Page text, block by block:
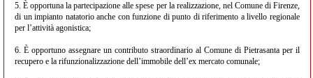
5. È opportuna la partecipazione alle spese per la realizzazione, nel Comune di Firenze,
di un impianto natatorio anche con funzione di punto di riferimento a livello regionale
per l’attività agonistica;
6. È opportuno assegnare un contributo straordinario al Comune di Pietrasanta per il
recupero e la rifunzionalizzazione dell’immobile dell’ex mercato comunale;